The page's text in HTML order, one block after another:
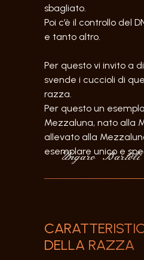
sbagliato.
Poi c’è il controllo del
e tanto altro.
Per questo vi invito a
svende i cuccioli di
razza.
Per questo un
Mezzaluna, nato alla
allevato alla
esemplare unico e
Ungaro Bartoli
DELLA RAZZA